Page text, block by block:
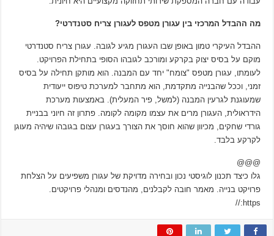
מה ההבדל המרכזי בין עגורן מטפס לעגורן צריח סטנדרטי?
ההבדל העיקרי טמון באופן שבו העגורן מגיע לגובה. עגורן צריח סטנדרטי
מוקם על בסיס יצוק בקרקע ומורכב לגובהו הסופי בתחילת הפרויקט.
לעומתו, עגורן מטפס "צומח" יחד עם המבנה. הוא מותקן תחילה על בסיס
זמני, וככל שהבנייה מתקדמת, הוא מתחבר למערכת טיפוס ייעודית
שמעוגנת לגרעין המבנה (למשל, פיר המעלית). באמצעות מערכת
הידראולית, העגורן מרים את עצמו מקומה לקומה. פתרון זה חיוני בבניית
גורדי שחקים, מכיוון שהוא חוסך את הצורך בעגורן עצום בגובהו שיהיה מעוגן
לקרקע בלבד.
@@@
גלו כיצד תכנון לוגיסטי נכון ובחירה מדויקת של עגורן משפיעים על הצלחת
פרויקט בנייה. מאמר חובה לקבלנים, מהנדסים ומנהלי פרויקטים.
https://